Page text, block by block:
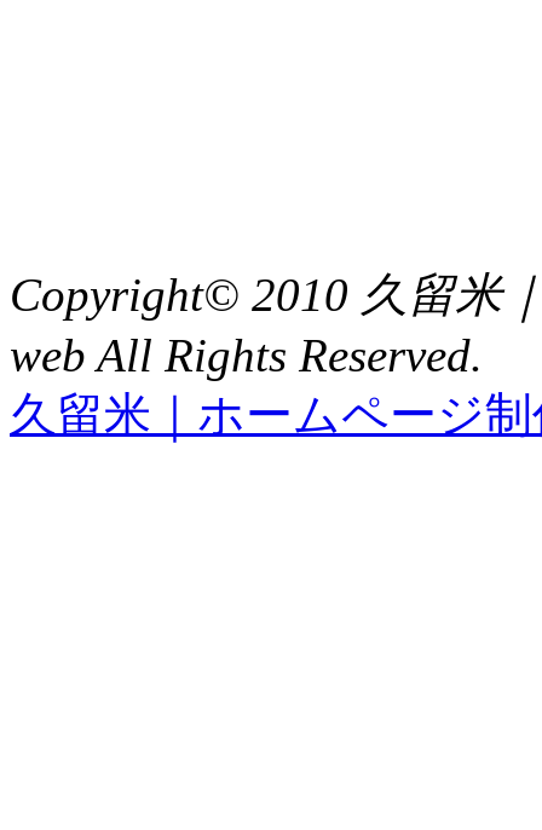
Copyright© 2010 久留米
web All Rights Reserved.
久留米｜ホームページ